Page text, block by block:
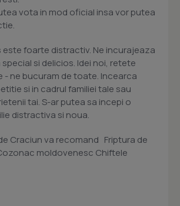
vota in mod oficial insa vor putea
foarte distractiv. Ne incurajeaza
si delicios. Idei noi, retete
- ne bucuram de toate. Incearca
si in cadrul familiei tale sau
tai. S-ar putea sa incepi o
distractiva si noua.
Craciun va recomand Friptura de
moldovenesc Chiftele